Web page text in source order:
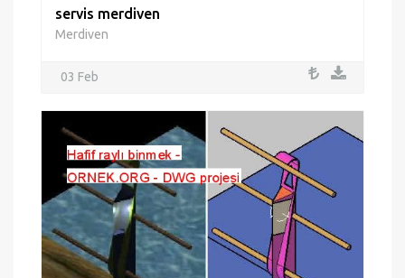
servis merdiven
Merdiven
03 Feb